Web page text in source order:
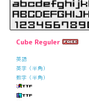
Cube Reguler
英語
英字（半角）
数字（半角）